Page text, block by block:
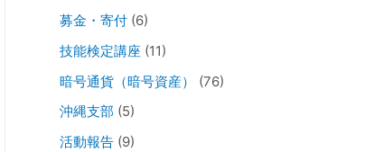
募金・寄付 (6)
技能検定講座 (11)
暗号通貨（暗号資産）
(76)
沖縄支部 (5)
活動報告 (9)